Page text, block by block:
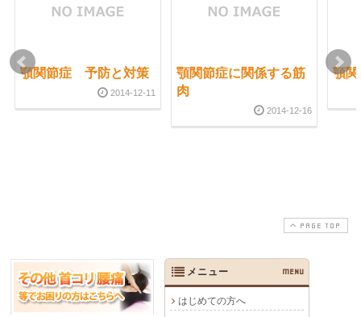
顎関節症 予防と対策
2014-12-11
顎関節症に関係する筋
肉
2014-12-16
顎
PAGE TOP
メニュー MENU
はじめての方へ